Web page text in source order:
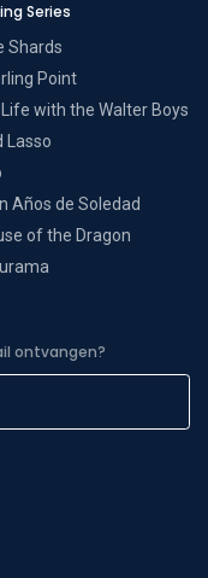
Series
Shards
Point
Life with the Walter Boys
Lasso
Años de Soledad
of the Dragon
ontvangen?